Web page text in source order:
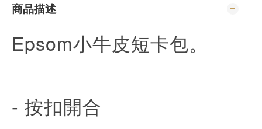
商品描述
Epsom小牛皮短卡包。
- 按扣開合